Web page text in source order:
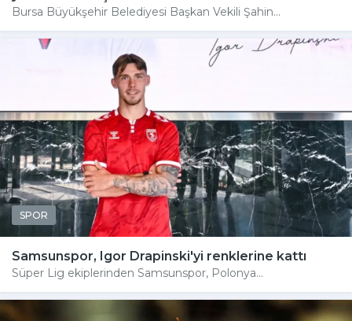
Bursa Büyükşehir Belediyesi Başkan Vekili Şahin...
SPOR
Samsunspor, Igor Drapinski'yi renklerine kattı
Süper Lig ekiplerinden Samsunspor, Polonya...